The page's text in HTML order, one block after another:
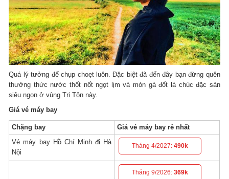
Quá lý tưởng để chụp choẹt luôn. Đặc biệt đã đến đây bạn đừng quên
thưởng thức nước thốt nốt ngọt lịm và món gà đốt lá chúc đặc sản
siêu ngon ở vùng Tri Tôn này.
Giá vé máy bay
Chặng bay
Giá vé máy bay rẻ nhất
Vé máy bay Hồ Chí Minh đi Hà
Nội
Tháng 4/2027:490k
Tháng 9/2026:369k